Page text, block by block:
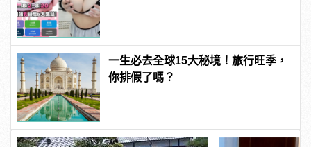
一生必去全球15大秘境！旅行旺季，
你排假了嗎？